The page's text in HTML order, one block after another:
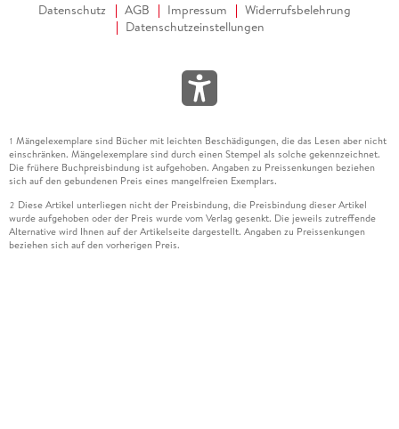
Datenschutz AGB Impressum
Widerrufsbelehrung
Datenschutzeinstellungen
1 Mängelexemplare sind Bücher mit leichten Beschädigungen, die das Lesen aber nicht
einschränken. Mängelexemplare sind durch einen Stempel als solche gekennzeichnet.
Die frühere Buchpreisbindung ist aufgehoben. Angaben zu Preissenkungen beziehen
sich auf den gebundenen Preis eines mangelfreien Exemplars.
2 Diese Artikel unterliegen nicht der Preisbindung, die Preisbindung dieser Artikel
wurde aufgehoben oder der Preis wurde vom Verlag gesenkt. Die jeweils zutreffende
Alternative wird Ihnen auf der Artikelseite dargestellt. Angaben zu Preissenkungen
beziehen sich auf den vorherigen Preis.